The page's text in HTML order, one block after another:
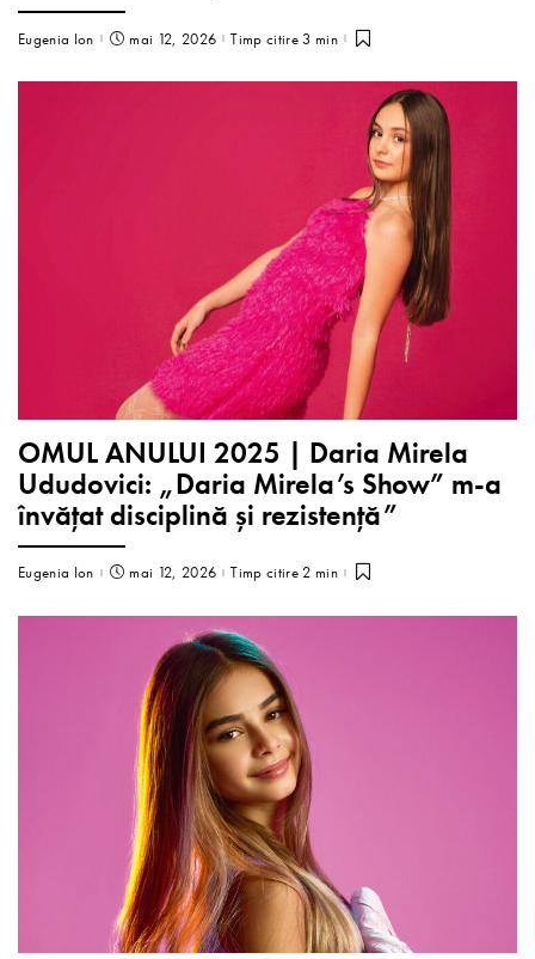
Eugenia Ion mai 12, 2026 Timp citire 3 min
OMUL ANULUI 2025 | Daria Mirela
Ududovici: „Daria Mirela’s Show” m-a
învățat disciplină și rezistență”
Eugenia Ion mai 12, 2026 Timp citire 2 min